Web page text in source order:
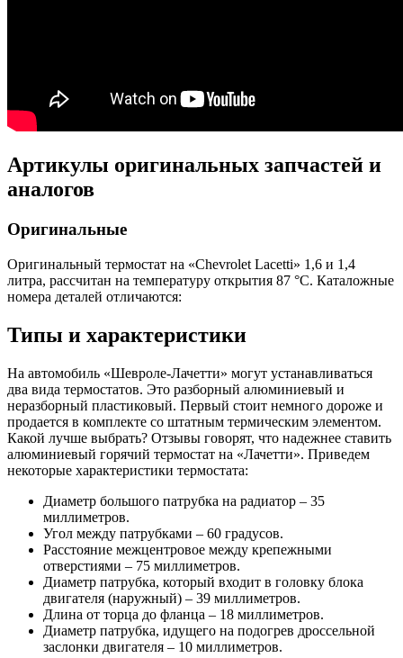
Артикулы оригинальных запчастей и
аналогов
Оригинальные
Оригинальный термостат на «Chevrolet Lacetti» 1,6 и 1,4
литра, рассчитан на температуру открытия 87 °C. Каталожные
номера деталей отличаются:
Типы и характеристики
На автомобиль «Шевроле-Лачетти» могут устанавливаться
два вида термостатов. Это разборный алюминиевый и
неразборный пластиковый. Первый стоит немного дороже и
продается в комплекте со штатным термическим элементом.
Какой лучше выбрать? Отзывы говорят, что надежнее ставить
алюминиевый горячий термостат на «Лачетти». Приведем
некоторые характеристики термостата:
Диаметр большого патрубка на радиатор – 35
миллиметров.
Угол между патрубками – 60 градусов.
Расстояние межцентровое между крепежными
отверстиями – 75 миллиметров.
Диаметр патрубка, который входит в головку блока
двигателя (наружный) – 39 миллиметров.
Длина от торца до фланца – 18 миллиметров.
Диаметр патрубка, идущего на подогрев дроссельной
заслонки двигателя – 10 миллиметров.